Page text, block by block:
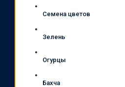
Семена цветов
Зелень
Огурцы
Бахча